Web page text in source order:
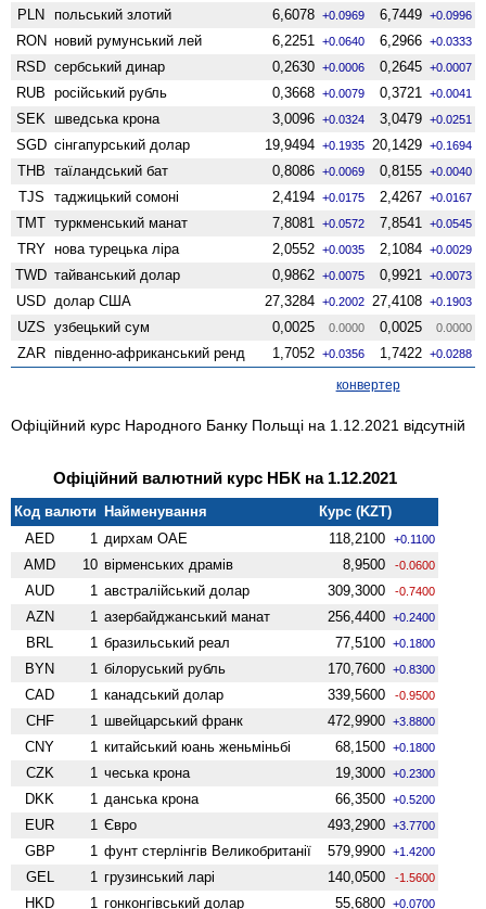
PLN польський злотий 6,6078 +0.0969 6,7449 +0.0996
RON новий румунський лей 6,2251 +0.0640 6,2966 +0.0333
RSD сербський динар 0,2630 +0.0006 0,2645 +0.0007
RUB російський рубль 0,3668 +0.0079 0,3721 +0.0041
SEK шведська крона 3,0096 +0.0324 3,0479 +0.0251
SGD сінгапурський долар 19,9494 +0.1935 20,1429 +0.1694
THB таїландський бат 0,8086 +0.0069 0,8155 +0.0040
TJS таджицький сомоні 2,4194 +0.0175 2,4267 +0.0167
TMT туркменський манат 7,8081 +0.0572 7,8541 +0.0545
TRY нова турецька ліра 2,0552 +0.0035 2,1084 +0.0029
TWD тайванський долар 0,9862 +0.0075 0,9921 +0.0073
USD долар США 27,3284 +0.2002 27,4108 +0.1903
UZS узбецький сум 0,0025 0.0000 0,0025 0.0000
ZAR південно-африканський ренд 1,7052 +0.0356 1,7422 +0.0288
конвертер
Офіційний курс Народного Банку Польщі на 1.12.2021 відсутній
Офіційний валютний курс НБК на 1.12.2021
Код валюти Найменування
Курс (KZT)
AED
1 дирхам ОАЕ 118,2100 +0.1100
AMD 10 вiрменських драмів 8,9500 -0.0600
AUD 1 австралійський долар 309,3000 -0.7400
AZN 1 азербайджанський манат 256,4400 +0.2400
BRL 1 бразильський реал 77,5100 +0.1800
BYN 1 білоруський рубль 170,7600 +0.8300
CAD 1 канадський долар 339,5600 -0.9500
CHF 1 швейцарський франк 472,9900 +3.8800
CNY 1 китайський юань женьмiньбi 68,1500 +0.1800
CZK 1 чеська крона 19,3000 +0.2300
DKK 1 данська крона 66,3500 +0.5200
EUR 1 Євро 493,2900 +3.7700
GBP 1 фунт стерлінгів Велико­британії 579,9900 +1.4200
GEL 1 грузинський ларі 140,0500 -1.5600
HKD 1 гонконгівський долар 55,6800 +0.0700